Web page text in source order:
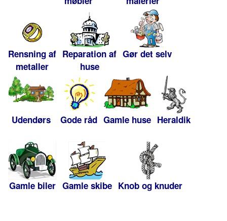
Rensning af
metaller
Reparation af
huse
Gør det selv
Udendørs Gode råd Gamle huse Heraldik
Gamle biler Gamle skibe Knob og knuder